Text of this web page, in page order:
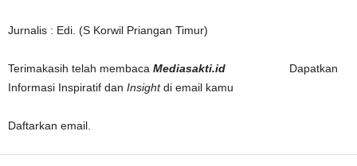
Jurnalis : Edi. (S Korwil Priangan Timur)
Terimakasih telah membaca Mediasakti.id
Dapatkan
Informasi Inspiratif dan Insightdi email kamu
Daftarkan email.